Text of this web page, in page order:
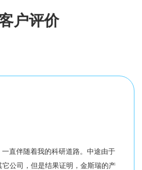
户评价
直伴随着我的科研道路。中途由于
公司，但是结果证明，金斯瑞的产